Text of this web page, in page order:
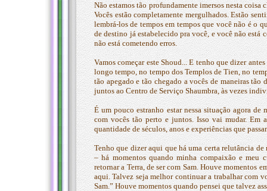
Não estamos tão profundamente imersos nesta
Vocês estão completamente mergulhados. Estão
lembrá-los de tempos em tempos que você não é o
de destino já estabelecido pra você, e você não está
não está cometendo erros.
Vamos começar este Shoud... E tenho que dizer
longo tempo, no tempo dos Templos de Tien, no
tão apegado e tão chegado a vocês de maneiras
juntos ao Centro de Serviço Shaumbra, às vezes
É um pouco estranho estar nessa situação agora
com vocês tão perto e juntos. Isso vai mudar. Em
quantidade de séculos, anos e experiências que
Tenho que dizer aqui que há uma certa relutância
– há momentos quando minha compaixão e meu
retornar a Terra, de ser com Sam. Houve momentos
aqui. Talvez seja melhor continuar a trabalhar com
Sam.” Houve momentos quando pensei que talvez